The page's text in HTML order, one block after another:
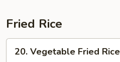
炸
大
虾
Fried Rice
Vegetable
20. Vegetable Fried